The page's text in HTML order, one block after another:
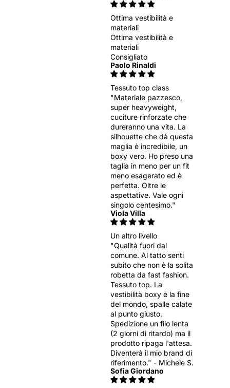
Ottima vestibilità e
materiali
Ottima vestibilità e
materiali
Consigliato
Paolo Rinaldi
Tessuto top class
"Materiale pazzesco,
super heavyweight,
cuciture rinforzate che
dureranno una vita. La
silhouette che dà questa
maglia è incredibile, un
boxy vero. Ho preso una
taglia in meno per un fit
meno esagerato ed è
perfetta. Oltre le
aspettative. Vale ogni
singolo centesimo."
Viola Villa
Un altro livello
"Qualità fuori dal
comune. Al tatto senti
subito che non è la solita
robetta da fast fashion.
Tessuto top. La
vestibilità boxy è la fine
del mondo, spalle calate
al punto giusto.
Spedizione un filo lenta
(2 giorni di ritardo) ma il
prodotto ripaga l'attesa.
Diventerà il mio brand di
riferimento." - Michele S.
Sofia Giordano